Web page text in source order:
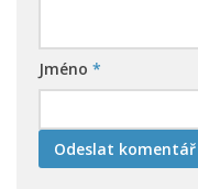
Jméno *